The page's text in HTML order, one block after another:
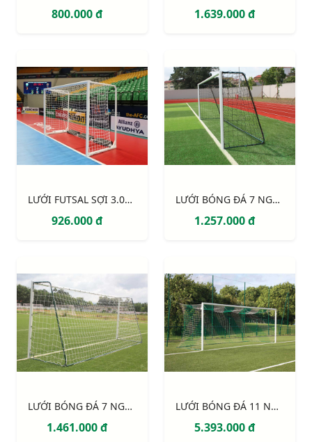
800.000 đ 1.639.000 đ
LƯỚI FUTSAL SỢI 3.0MM, Ô ĐƠN 100MM S16862W
926.000 đ
LƯỚI BÓNG ĐÁ 7 NGƯỜI SỢI 3MM S12765W
1.257.000 đ
LƯỚI BÓNG ĐÁ 7 NGƯỜI SỢI 3MM, Ô 120MM S12762W
1.461.000 đ
LƯỚI BÓNG ĐÁ 11 NGƯỜI SỢI 4MM, Ô 120MM S12924W
5.393.000 đ